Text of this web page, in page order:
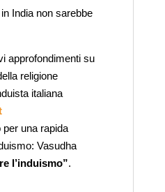
India non sarebbe
approfondimenti su
religione
italiana
una rapida
Vasudha
l’induismo”.